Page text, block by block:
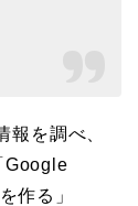
報を調べ、
Google
作る」